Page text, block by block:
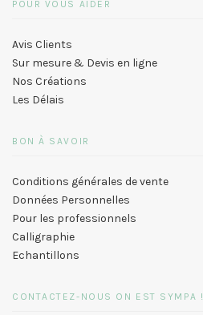
POUR VOUS AIDER
Avis Clients
Sur mesure & Devis en ligne
Nos Créations
Les Délais
BON À SAVOIR
Conditions générales de vente
Données Personnelles
Pour les professionnels
Calligraphie
Echantillons
CONTACTEZ-NOUS ON EST SYMPA !